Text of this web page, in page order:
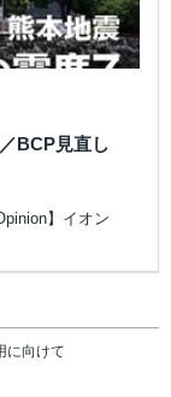
BCP見直し
】イオン
に向けて